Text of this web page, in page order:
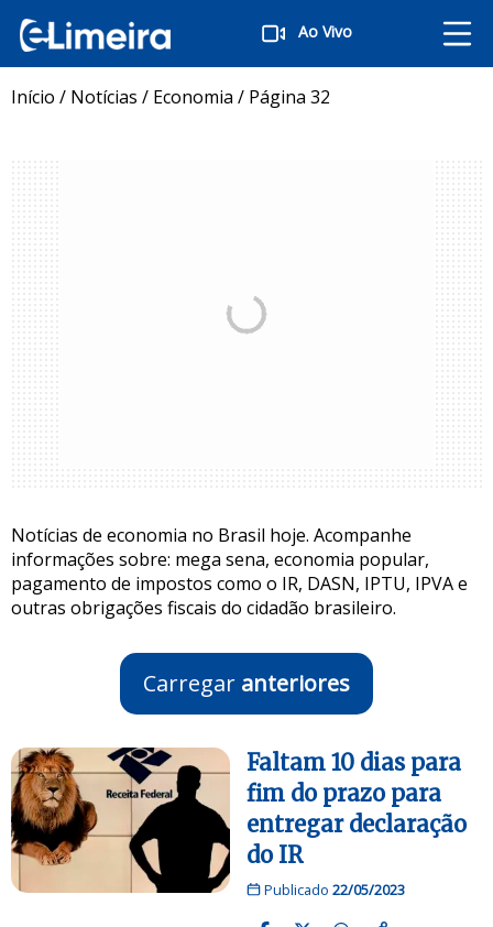
Ao Vivo
Início / Notícias / Economia / Página 32
Notícias de economia no Brasil hoje. Acompanhe
informações sobre: mega sena, economia popular,
pagamento de impostos como o IR, DASN, IPTU, IPVA e
outras obrigações fiscais do cidadão brasileiro.
Carregar anteriores
Faltam 10 dias para
fim do prazo para
entregar declaração
do IR
Publicado 22/05/2023